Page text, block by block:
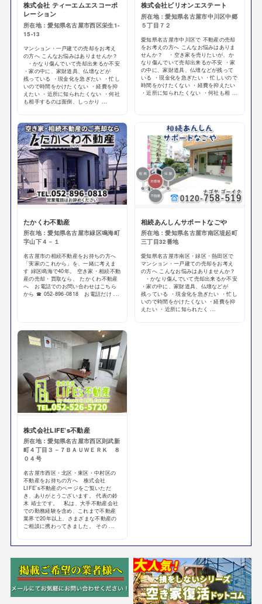
株式会社 ティーエムエスコーポ
レーション
所在地：愛知県名古屋市西区栄生1-
15-13
マンション・一戸建ての売却をお考え
の方へ こんなお悩みはありませんか？
・かなり傷んでいて売却出来るか不安
・家の中に、家財道具、仏壇などが
残っている ・現金化を急ぎたい ・忙し
いので時間をかけたくない ・経費を抑
えたい ・近所に知られたくない ・何社
も相手するのは面倒、しっかり ...
株式会社ビリオンエステート
所在地：愛知県名古屋市中川区中郷
５丁目７２
愛知県名古屋市中川区で 不動産の売却
をお考えの方へ こんなお悩みはありま
せんか？ ・空き家を売りたいが、か
なり傷んでいて売却出来るか不安 ・家
の中に、家財道具、仏壇などが残って
いる ・現金化を急ぎたい ・忙しいので
時間をかけたくない ・経費を抑えたい
・近所に知られたくない ・何社も相 ...
たかくわ不動産
所在地：愛知県名古屋市緑区鳴海町
字山下４－１
名古屋市の相続不動産をお持ちの方へ
「実家のこれから」を、一緒に考えま
す 緑区鳴海で40年。 空き家・相続不動
産の売却・買取なら、 たかくわ不動産
へ お電話でのお問い合わせはこちら
から ☎ 052-896-0818 お電話だけ ...
相続あんしんサポートなごや
所在地：愛知県名古屋市南区堤起町
三丁目32番地
愛知県名古屋市南区・緑区・熱田区で
マンション・一戸建ての売却をお考え
の方へ こんなお悩みはありませんか？
・かなり傷んでいて売却出来るか不安
・家の中に、家財道具、仏壇などが
残っている ・現金化を急ぎたい ・忙し
いので時間をかけたくない ・経費を抑
えたい ・近所に知られたく ...
株式会社LIFE’s不動産
所在地：愛知県名古屋市西区則武新
町４丁目３－７ＢＡＵＷＥＲＫ ８
０４号
名古屋市西区・北区・東区・中村区の
不動産をお持ちの方へ 株式会社
LIFE’s不動産のページをご覧いただ
き、ありがとうございます。 代表の鈴
木 靖士です。 私は、大手不動産会社
での勤務経験を含め、これまで不動産
業界で20年以上、さまざまな不動産の
ご相談に携わってきました。 その ...